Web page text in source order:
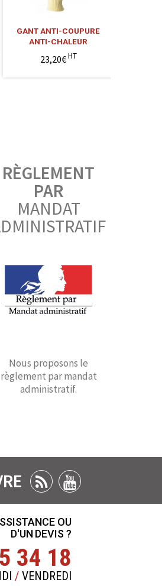
GANT ANTI-COUPURE
ANTI-CHALEUR
23,20€HT
RÈGLEMENT
PAR
MANDAT
Nous proposons le
règlement par mandat
administratif.
OU
D'UN DEVIS ?
34 18
/ VENDREDI